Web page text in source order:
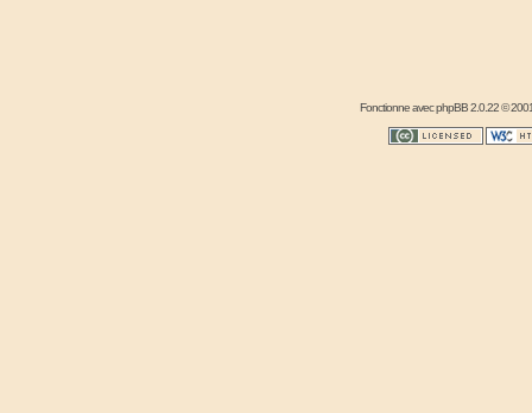
Fonctionne avecphpBB2.0.22 ©